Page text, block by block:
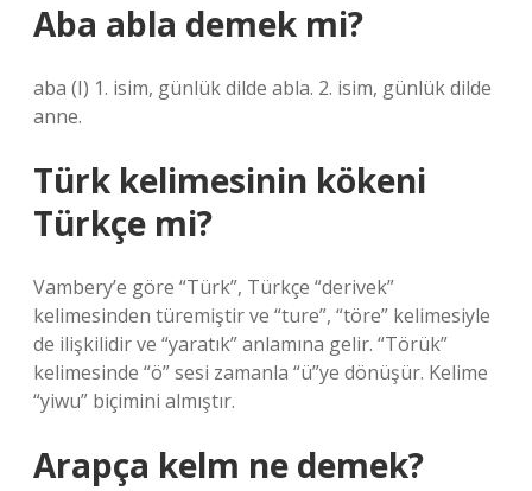
Aba abla demek mi?
aba (I) 1. isim, günlük dilde abla. 2. isim, günlük dilde
anne.
Türk kelimesinin kökeni
Türkçe mi?
Vambery’e göre “Türk”, Türkçe “derivek”
kelimesinden türemiştir ve “ture”, “töre” kelimesiyle
de ilişkilidir ve “yaratık” anlamına gelir. “Törük”
kelimesinde “ö” sesi zamanla “ü”ye dönüşür. Kelime
“yiwu” biçimini almıştır.
Arapça kelm ne demek?